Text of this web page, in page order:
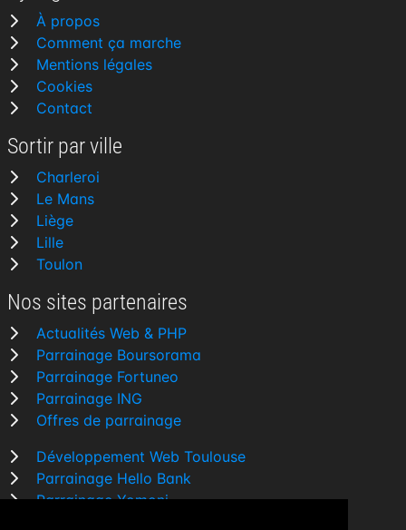
À propos
Comment ça marche
Mentions légales
Cookies
Contact
Sortir par ville
Charleroi
Le Mans
Liège
Lille
Toulon
Nos sites partenaires
Actualités Web & PHP
Parrainage Boursorama
Parrainage Fortuneo
Parrainage ING
Offres de parrainage
Développement Web Toulouse
Parrainage Hello Bank
Parrainage Yomoni